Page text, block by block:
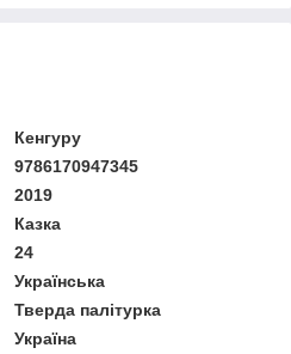
Кенгуру
9786170947345
2019
Казка
24
Українська
Тверда палітурка
Україна